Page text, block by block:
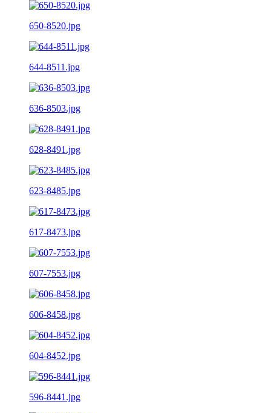
650-8520.jpg
644-8511.jpg
636-8503.jpg
628-8491.jpg
623-8485.jpg
617-8473.jpg
607-7553.jpg
606-8458.jpg
604-8452.jpg
596-8441.jpg